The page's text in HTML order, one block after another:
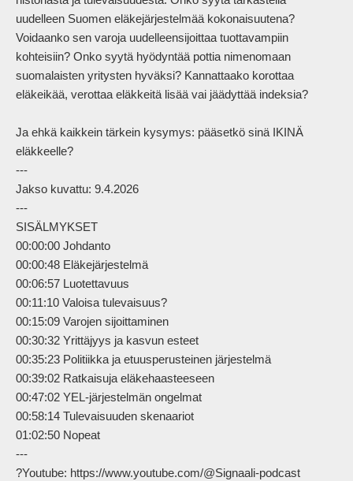
uudelleen Suomen eläkejärjestelmää kokonaisuutena?
Voidaanko sen varoja uudelleensijoittaa tuottavampiin
kohteisiin? Onko syytä hyödyntää pottia nimenomaan
suomalaisten yritysten hyväksi? Kannattaako korottaa
eläkeikää, verottaa eläkkeitä lisää vai jäädyttää indeksia?
Ja ehkä kaikkein tärkein kysymys: pääsetkö sinä IKINÄ
eläkkeelle?
---
Jakso kuvattu: 9.4.2026
---
SISÄLMYKSET
00:00:00 Johdanto
00:00:48 Eläkejärjestelmä
00:06:57 Luotettavuus
00:11:10 Valoisa tulevaisuus?
00:15:09 Varojen sijoittaminen
00:30:32 Yrittäjyys ja kasvun esteet
00:35:23 Politiikka ja etuusperusteinen järjestelmä
00:39:02 Ratkaisuja eläkehaasteeseen
00:47:02 YEL-järjestelmän ongelmat
00:58:14 Tulevaisuuden skenaariot
01:02:50 Nopeat
---
?Youtube: https://www.youtube.com/@Signaali-podcast